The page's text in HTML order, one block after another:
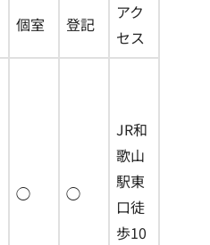
個室 登記
アク
セス
◯ ◯
JR和
歌山
駅東
口徒
歩10